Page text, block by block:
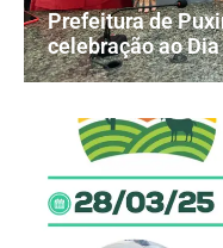
Prefeitura de
celebração ao